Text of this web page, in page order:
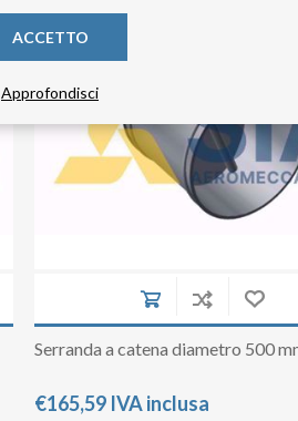
Serranda a catena diametro 500
€165,59 IVA inclusa
ACCETTO
Approfondisci